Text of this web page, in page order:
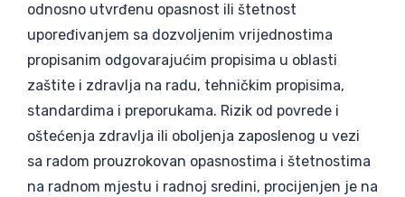
odnosno utvrđenu opasnost ili štetnost
upoređivanjem sa dozvoljenim vrijednostima
propisanim odgovarajućim propisima u oblasti
zaštite i zdravlja na radu, tehničkim propisima,
standardima i preporukama. Rizik od povrede i
oštećenja zdravlja ili oboljenja zaposlenog u vezi
sa radom prouzrokovan opasnostima i štetnostima
na radnom mjestu i radnoj sredini, procijenjen je na